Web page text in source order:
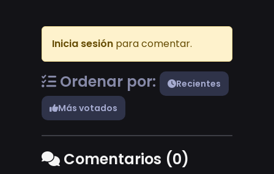
Inicia sesión para comentar.
Ordenar por:
Recientes
Más votados
Comentarios (0)